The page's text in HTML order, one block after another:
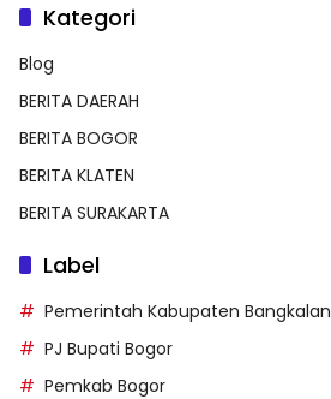
Kategori
Blog
BERITA DAERAH
BERITA BOGOR
BERITA KLATEN
BERITA SURAKARTA
Label
Pemerintah Kabupaten Bangkalan
PJ Bupati Bogor
Pemkab Bogor